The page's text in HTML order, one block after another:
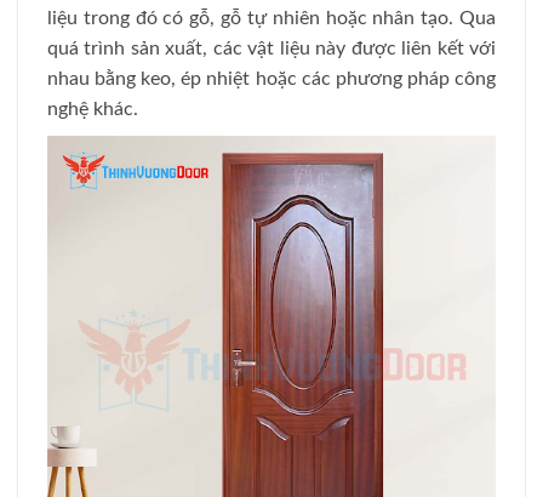
liệu trong đó có gỗ, gỗ tự nhiên hoặc nhân tạo. Qua
quá trình sản xuất, các vật liệu này được liên kết với
nhau bằng keo, ép nhiệt hoặc các phương pháp công
nghệ khác.